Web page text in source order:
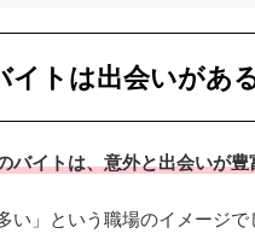
イトは出会いがあ
バイトは、意外と出会いが豊
い」という職場のイメージ